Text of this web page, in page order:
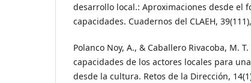
desarrollo local.: Aproximaciones desde el
capacidades. Cuadernos del CLAEH,
Polanco Noy, A., & Caballero Rivacoba, M.
capacidades de los actores locales para
desde la cultura. Retos de la Dirección,